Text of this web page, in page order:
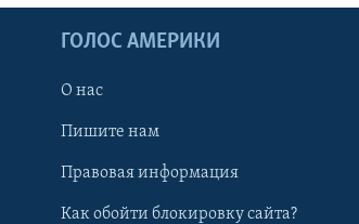
ГОЛОС АМЕРИКИ
О нас
Пишите нам
Правовая информация
Как обойти блокировку сайта?